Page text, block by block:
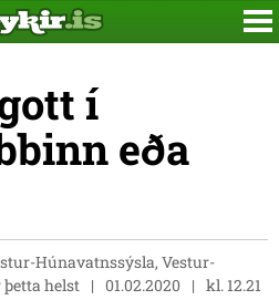
í
eða
Húnavatnssýsla, Vestur-
helst
01.02.2020 kl. 12.21